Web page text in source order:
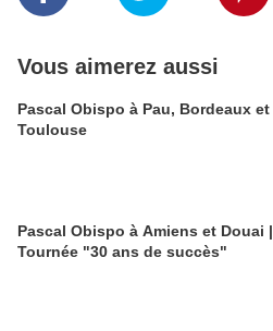
Vous aimerez aussi
Pascal Obispo à Pau, Bordeaux et
Toulouse
Pascal Obispo à Amiens et Douai |
Tournée "30 ans de succès"